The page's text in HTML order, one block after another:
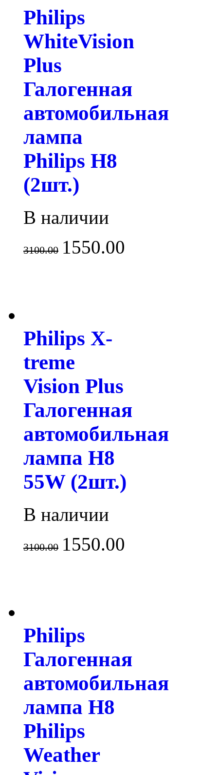
Philips
WhiteVision
Plus
Галогенная
автомобильная
лампа
Philips H8
(2шт.)
В наличии
3100.00 1550.00
Philips X-
treme
Vision Plus
Галогенная
автомобильная
лампа H8
55W (2шт.)
В наличии
3100.00 1550.00
Philips
Галогенная
автомобильная
лампа H8
Philips
Weather